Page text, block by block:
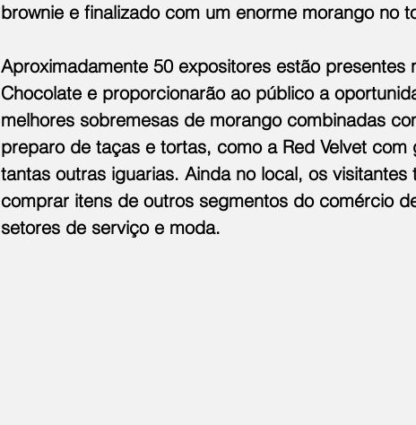
brownie e finalizado com um enorme morango no
Aproximadamente 50 expositores estão presentes
Chocolate e proporcionarão ao público a
melhores sobremesas de morango combinadas
preparo de taças e tortas, como a Red Velvet
tantas outras iguarias. Ainda no local, os
comprar itens de outros segmentos do comércio
setores de serviço e moda.